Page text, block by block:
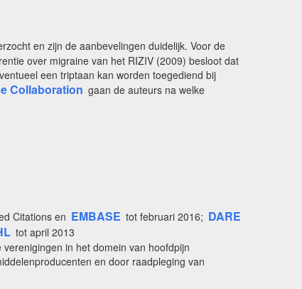
en zijn de aanbevelingen duidelijk. Voor de
over migraine van het RIZIV (2009) besloot dat
een triptaan kan worden toegediend bij
Collaboration gaan de auteurs na welke
Citations en EMBASE tot februari 2016; DARE
tot april 2013
in het domein van hoofdpijn
en door raadpleging van